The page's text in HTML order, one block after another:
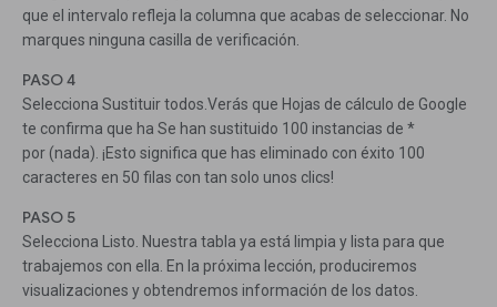
que el intervalo refleja la columna que acabas de seleccionar. No
marques ninguna casilla de verificación.
PASO 4
Selecciona Sustituir todos.Verás que Hojas de cálculo de Google
te confirma que ha Se han sustituido 100 instancias de *
por (nada). ¡Esto significa que has eliminado con éxito 100
caracteres en 50 filas con tan solo unos clics!
PASO 5
Selecciona Listo. Nuestra tabla ya está limpia y lista para que
trabajemos con ella. En la próxima lección, produciremos
visualizaciones y obtendremos información de los datos.